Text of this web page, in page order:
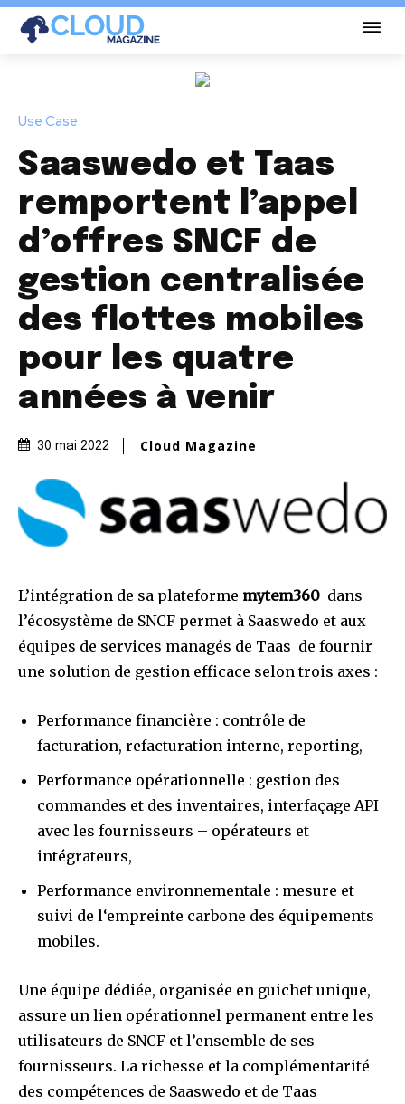
Use Case
Saaswedo et Taas
remportent l’appel
d’offres SNCF de
gestion centralisée
des flottes mobiles
pour les quatre
années à venir
30 mai 2022 Cloud Magazine
L’intégration de sa plateforme mytem360 dans
l’écosystème de SNCF permet à Saaswedo et aux
équipes de services managés de Taas de fournir
une solution de gestion efficace selon trois axes :
Performance financière : contrôle de
facturation, refacturation interne, reporting,
Performance opérationnelle : gestion des
commandes et des inventaires, interfaçage API
avec les fournisseurs – opérateurs et
intégrateurs,
Performance environnementale : mesure et
suivi de l‘empreinte carbone des équipements
mobiles.
Une équipe dédiée, organisée en guichet unique,
assure un lien opérationnel permanent entre les
utilisateurs de SNCF et l’ensemble de ses
fournisseurs. La richesse et la complémentarité
des compétences de Saaswedo et de Taas